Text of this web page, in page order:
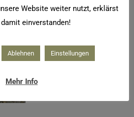
Website weiter nutzt, erklärst
einverstanden!
Ablehnen Einstellungen
Mehr Info